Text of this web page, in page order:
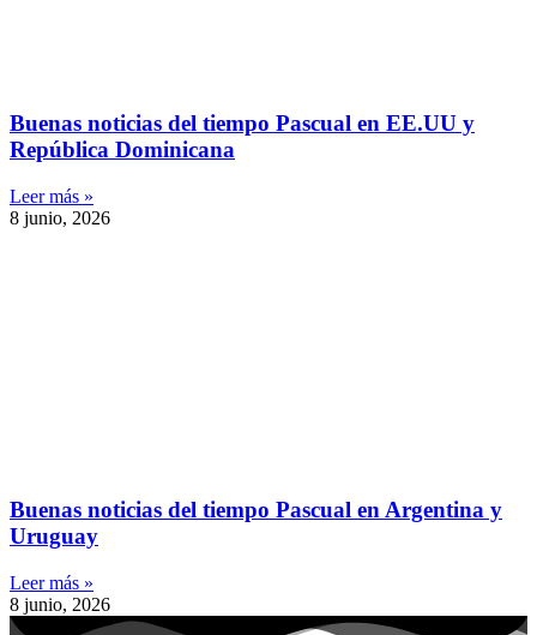
Buenas noticias del tiempo Pascual en EE.UU y
República Dominicana
Leer más »
8 junio, 2026
Buenas noticias del tiempo Pascual en Argentina y
Uruguay
Leer más »
8 junio, 2026